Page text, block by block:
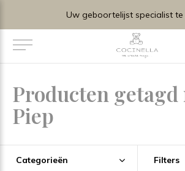
Uw geboortelijst specialist te
Producten getagd
Piep
Categorieën Filters